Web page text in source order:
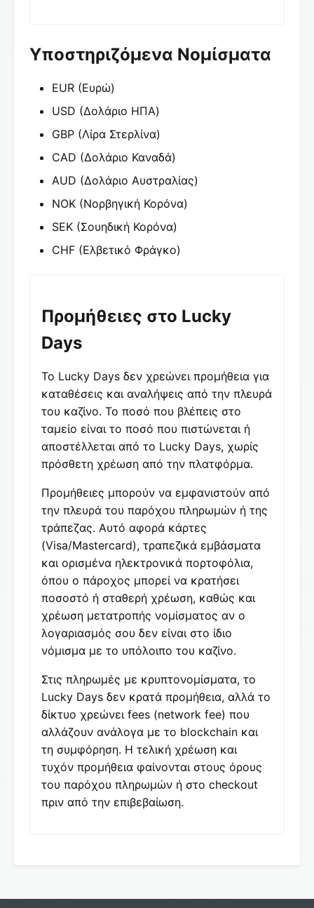
Υποστηριζόμενα Νομίσματα
EUR (Ευρώ)
USD (Δολάριο ΗΠΑ)
GBP (Λίρα Στερλίνα)
CAD (Δολάριο Καναδά)
AUD (Δολάριο Αυστραλίας)
NOK (Νορβηγική Κορόνα)
SEK (Σουηδική Κορόνα)
CHF (Ελβετικό Φράγκο)
Προμήθειες στο Lucky
Days
Το Lucky Days δεν χρεώνει προμήθεια για
καταθέσεις και αναλήψεις από την πλευρά
του καζίνο. Το ποσό που βλέπεις στο
ταμείο είναι το ποσό που πιστώνεται ή
αποστέλλεται από το Lucky Days, χωρίς
πρόσθετη χρέωση από την πλατφόρμα.
Προμήθειες μπορούν να εμφανιστούν από
την πλευρά του παρόχου πληρωμών ή της
τράπεζας. Αυτό αφορά κάρτες
(Visa/Mastercard), τραπεζικά εμβάσματα
και ορισμένα ηλεκτρονικά πορτοφόλια,
όπου ο πάροχος μπορεί να κρατήσει
ποσοστό ή σταθερή χρέωση, καθώς και
χρέωση μετατροπής νομίσματος αν ο
λογαριασμός σου δεν είναι στο ίδιο
νόμισμα με το υπόλοιπο του καζίνο.
Στις πληρωμές με κρυπτονομίσματα, το
Lucky Days δεν κρατά προμήθεια, αλλά το
δίκτυο χρεώνει fees (network fee) που
αλλάζουν ανάλογα με το blockchain και
τη συμφόρηση. Η τελική χρέωση και
τυχόν προμήθεια φαίνονται στους όρους
του παρόχου πληρωμών ή στο checkout
πριν από την επιβεβαίωση.